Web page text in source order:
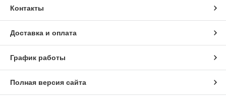
Контакты
Доставка и оплата
График работы
Полная версия сайта